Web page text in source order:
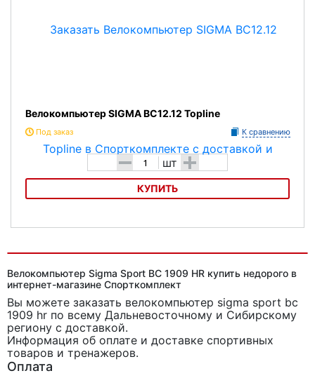
Велокомпьютер SIGMA BC12.12 Topline
Под заказ К сравнению
- шт +
КУПИТЬ
Велокомпьютер Sigma Sport BC 1909 HR купить недорого в
интернет-магазине Спорткомплект
Вы можете заказать велокомпьютер sigma sport bc
1909 hr по всему Дальневосточному и Сибирскому
региону с доставкой.
Информация об оплате и доставке спортивных
товаров и тренажеров.
Оплата